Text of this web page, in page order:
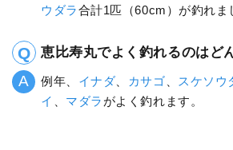
ウダラ合計1匹（60cm）が釣れま
恵比寿丸でよく釣れるのはど
例年、 イナダ カサゴ スケソウ
イ
マダラ がよく釣れます。